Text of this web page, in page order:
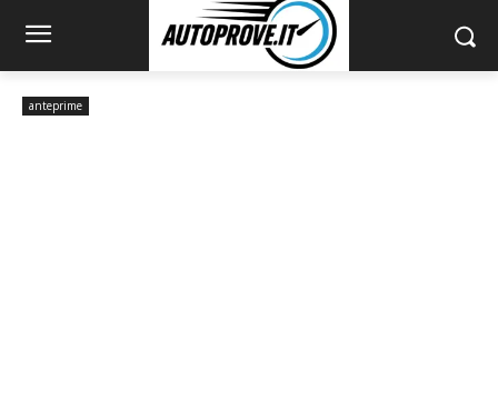
anteprime